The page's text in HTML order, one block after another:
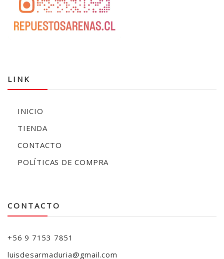
LINK
INICIO
TIENDA
CONTACTO
POLÍTICAS DE COMPRA
CONTACTO
+56 9 7153 7851
luisdesarmaduria@gmail.com